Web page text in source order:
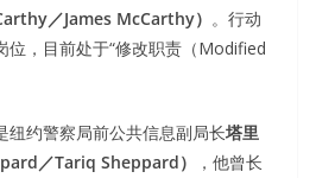
／James McCarthy） 。行动
位，目前处于“修改职责（Modified
纽约警察局前公共信息副局长塔里
／Tariq Sheppard）
，他曾长